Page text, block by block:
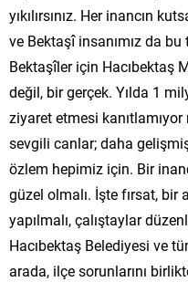
yıkılırsınız. Her inancın
ve Bektaşî insanımız da
Bektaşîler için Hacıbektaş
değil, bir gerçek. Yılda 1
ziyaret etmesi
sevgili canlar; daha
özlem hepimiz için. Bir
güzel olmalı. İşte fırsat, bir
yapılmalı, çalıştaylar
Hacıbektaş Belediyesi ve
arada, ilçe sorunlarını